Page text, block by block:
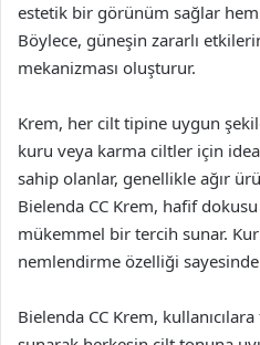
estetik bir görünüm sağlar hem
Böylece, güneşin zararlı
mekanizması oluşturur.
Krem, her cilt tipine uygun
kuru veya karma ciltler için
sahip olanlar, genellikle ağır
Bielenda CC Krem, hafif
mükemmel bir tercih sunar.
nemlendirme özelliği
Bielenda CC Krem,